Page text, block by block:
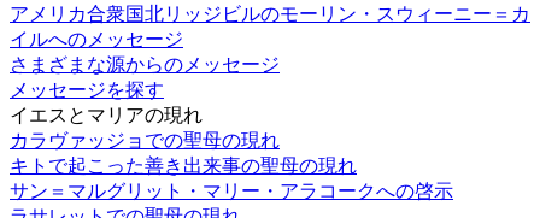
アメリカ合衆国北リッジビルのモーリン・スウィーニー＝カ
イルへのメッセージ
さまざまな源からのメッセージ
メッセージを探す
イエスとマリアの現れ
カラヴァッジョでの聖母の現れ
キトで起こった善き出来事の聖母の現れ
サン＝マルグリット・マリー・アラコークへの啓示